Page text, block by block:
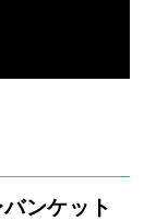
ンケット